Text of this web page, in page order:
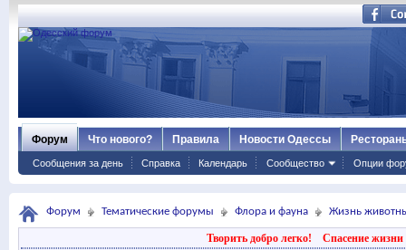
Форум
Сообщения за день Справка Календарь Сообщество Опции
Что нового? Правила Новости Одессы
Форум Тематические форумы Флора и фауна Жизнь
Творить добро легко! Спасение жизни